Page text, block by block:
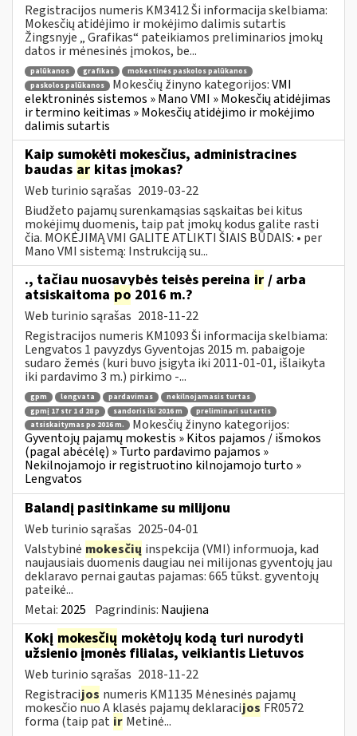
Registracijos numeris KM3412 Ši informacija skelbiama:
Mokesčių atidėjimo ir mokėjimo dalimis sutartis
Žingsnyje „ Grafikas“ pateikiamos preliminarios įmokų
datos ir mėnesinės įmokos, be...
palūkanos grafikas
mokestinės paskolos palūkanos
paskolos palūkanos
Mokesčių žinyno kategorijos:VMI
elektroninės sistemos » Mano VMI » Mokesčių atidėjimas
ir termino keitimas » Mokesčių atidėjimo ir mokėjimo
dalimis sutartis
Kaip sumokėti mokesčius, administracines
baudas ar kitas įmokas?
Web turinio sąrašas 2019-03-22
Biudžeto pajamų surenkamąsias sąskaitas bei kitus
mokėjimų duomenis, taip pat įmokų kodus galite rasti
čia. MOKĖJIMĄ VMI GALITE ATLIKTI ŠIAIS BŪDAIS: • per
Mano VMI sistemą: Instrukciją su...
., tačiau nuosavybės teisės pereina ir / arba
atsiskaitoma po 2016 m.?
Web turinio sąrašas 2018-11-22
Registracijos numeris KM1093 Ši informacija skelbiama:
Lengvatos 1 pavyzdys Gyventojas 2015 m. pabaigoje
sudaro žemės (kuri buvo įsigyta iki 2011-01-01, išlaikyta
iki pardavimo 3 m.) pirkimo -...
gpm lengvata pardavimas
nekilnojamasis turtas
gpmį 17 str 1 d 28 p
sandoris iki 2016 m
preliminari sutartis
atsiskaitymas po 2016 m.
Mokesčių žinyno kategorijos:
Gyventojų pajamų mokestis » Kitos pajamos / išmokos
(pagal abėcėlę) » Turto pardavimo pajamos »
Nekilnojamojo ir registruotino kilnojamojo turto »
Lengvatos
Balandį pasitinkame su milijonu
Web turinio sąrašas 2025-04-01
Valstybinė mokesčių inspekcija (VMI) informuoja, kad
naujausiais duomenis daugiau nei milijonas gyventojų jau
deklaravo pernai gautas pajamas: 665 tūkst. gyventojų
pateikė...
Metai: 2025 Pagrindinis: Naujiena
Kokį mokesčių mokėtojų kodą turi nurodyti
užsienio įmonės filialas, veikiantis Lietuvos
Web turinio sąrašas 2018-11-22
Registracijos numeris KM1135 Mėnesinės pajamų
mokesčio nuo A klasės pajamų deklaracijos FR0572
forma (taip pat ir Metinė...